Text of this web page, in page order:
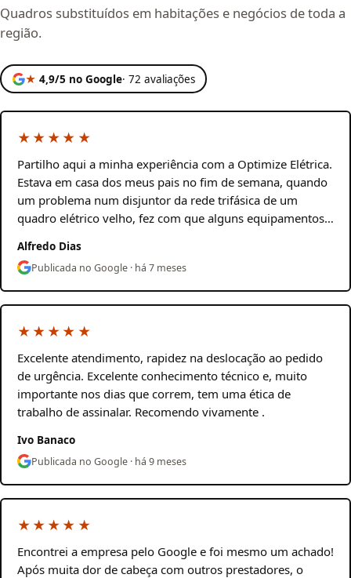
Quadros substituídos em habitações e negócios de toda a
região.
★ 4,9/5 no Google· 72 avaliações
★★★★★
Partilho aqui a minha experiência com a Optimize Elétrica.
Estava em casa dos meus pais no fim de semana, quando
um problema num disjuntor da rede trifásica de um
quadro elétrico velho, fez com que alguns equipamentos…
Alfredo Dias
Publicada no Google · há 7 meses
★★★★★
Excelente atendimento, rapidez na deslocação ao pedido
de urgência. Excelente conhecimento técnico e, muito
importante nos dias que correm, tem uma ética de
trabalho de assinalar. Recomendo vivamente .
Ivo Banaco
Publicada no Google · há 9 meses
★★★★★
Encontrei a empresa pelo Google e foi mesmo um achado!
Após muita dor de cabeça com outros prestadores, o